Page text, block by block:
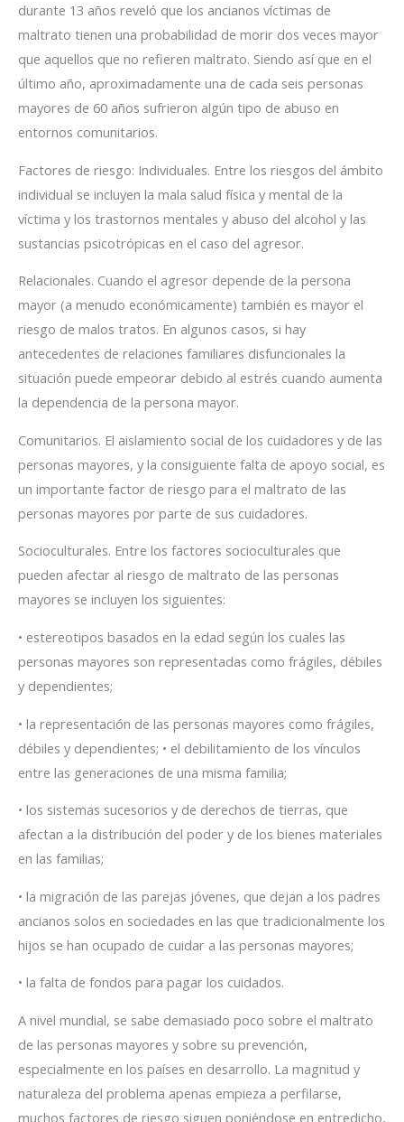
durante 13 años reveló que los ancianos víctimas de
maltrato tienen una probabilidad de morir dos veces mayor
que aquellos que no refieren maltrato. Siendo así que en el
último año, aproximadamente una de cada seis personas
mayores de 60 años sufrieron algún tipo de abuso en
entornos comunitarios.
Factores de riesgo: Individuales. Entre los riesgos del ámbito
individual se incluyen la mala salud física y mental de la
víctima y los trastornos mentales y abuso del alcohol y las
sustancias psicotrópicas en el caso del agresor.
Relacionales. Cuando el agresor depende de la persona
mayor (a menudo económicamente) también es mayor el
riesgo de malos tratos. En algunos casos, si hay
antecedentes de relaciones familiares disfuncionales la
situación puede empeorar debido al estrés cuando aumenta
la dependencia de la persona mayor.
Comunitarios. El aislamiento social de los cuidadores y de las
personas mayores, y la consiguiente falta de apoyo social, es
un importante factor de riesgo para el maltrato de las
personas mayores por parte de sus cuidadores.
Socioculturales. Entre los factores socioculturales que
pueden afectar al riesgo de maltrato de las personas
mayores se incluyen los siguientes:
• estereotipos basados en la edad según los cuales las
personas mayores son representadas como frágiles, débiles
y dependientes;
• la representación de las personas mayores como frágiles,
débiles y dependientes; • el debilitamiento de los vínculos
entre las generaciones de una misma familia;
• los sistemas sucesorios y de derechos de tierras, que
afectan a la distribución del poder y de los bienes materiales
en las familias;
• la migración de las parejas jóvenes, que dejan a los padres
ancianos solos en sociedades en las que tradicionalmente los
hijos se han ocupado de cuidar a las personas mayores;
• la falta de fondos para pagar los cuidados.
A nivel mundial, se sabe demasiado poco sobre el maltrato
de las personas mayores y sobre su prevención,
especialmente en los países en desarrollo. La magnitud y
naturaleza del problema apenas empieza a perfilarse,
muchos factores de riesgo siguen poniéndose en entredicho,